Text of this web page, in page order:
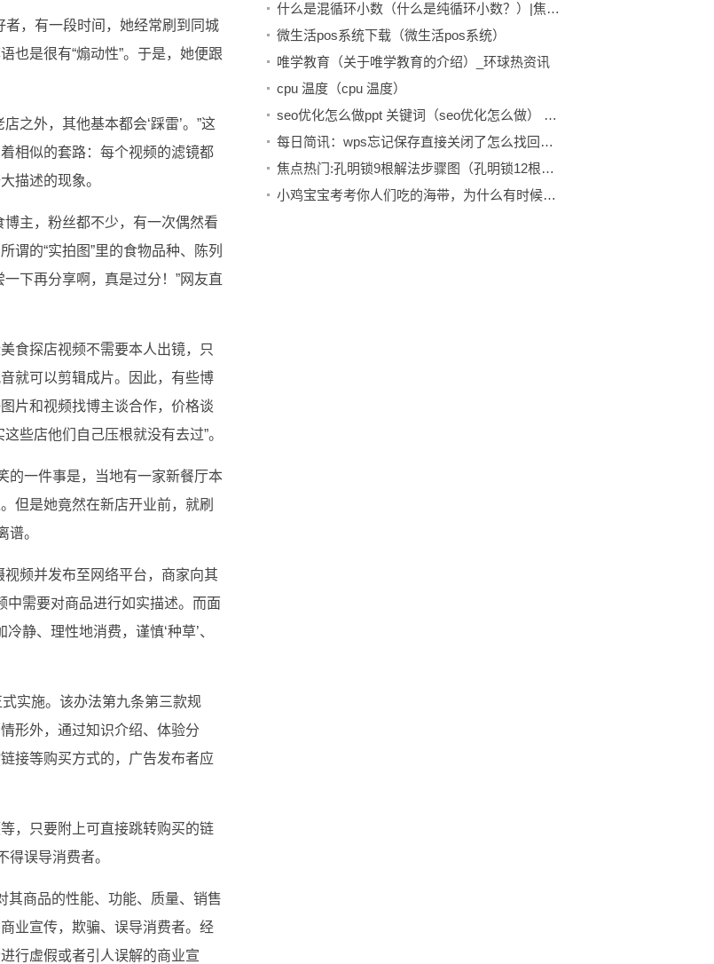
者，有一段时间，她经常刷到同城
也是很有“煽动性”。于是，她便跟
之外，其他基本都会‘踩雷’。”这
相似的套路：每个视频的滤镜都
描述的现象。
博主，粉丝都不少，有一次偶然看
谓的“实拍图”里的食物品种、陈列
下再分享啊，真是过分！”网友直
食探店视频不需要本人出镜，只
就可以剪辑成片。因此，有些博
片和视频找博主谈合作，价格谈
些店他们自己压根就没有去过”。
的一件事是，当地有一家新餐厅本
但是她竟然在新店开业前，就刷
谱。
频并发布至网络平台，商家向其
中需要对商品进行如实描述。而面
静、理性地消费，谨慎‘种草’、
实施。该办法第九条第三款规
形外，通过知识介绍、体验分
接等购买方式的，广告发布者应
，只要附上可直接跳转购买的链
得误导消费者。
其商品的性能、功能、质量、销售
业宣传，欺骗、误导消费者。经
行虚假或者引人误解的商业宣
什么是混循环小数（什么是纯循环小数？）|焦点速递
微生活pos系统下载（微生活pos系统）
唯学教育（关于唯学教育的介绍）_环球热资讯
cpu 温度（cpu 温度）
seo优化怎么做ppt 关键词（seo优化怎么做） 天天热头条
每日简讯：wps忘记保存直接关闭了怎么找回（wps文档忘记保存关闭了怎么恢复）
焦点热门:孔明锁9根解法步骤图（孔明锁12根解法图拼装）
小鸡宝宝考考你人们吃的海带，为什么有时候会打个结 全球观察